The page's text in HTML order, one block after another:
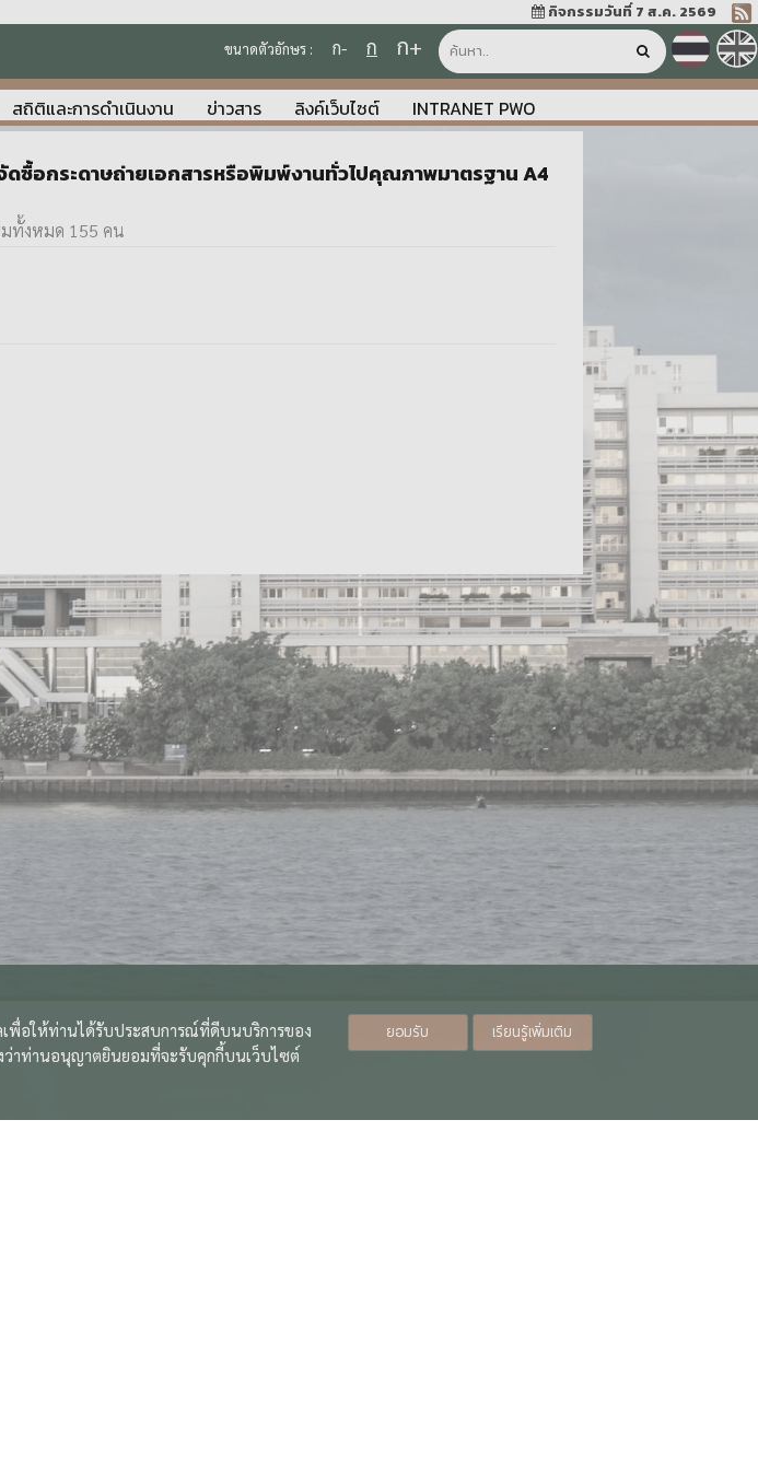
กิจกรรมวันที่ 7 ส.ค. 2569
ขนาดตัวอักษร : ก- ก ก+
สถิติและการดำเนินงาน ข่าวสาร ลิงค์เว็บไซต์ INTRANET PWO
ดซื้อกระดาษถ่ายเอกสารหรือพิมพ์งานทั่วไปคุณภาพมาตรฐาน A4
ทั้งหมด 155 คน
พื่อให้ท่านได้รับประสบการณ์ที่ดีบนบริการของ
ว่าท่านอนุญาตยินยอมที่จะรับคุกกี้บนเว็บไซต์
ยอมรับ เรียนรู้เพิ่มเติม